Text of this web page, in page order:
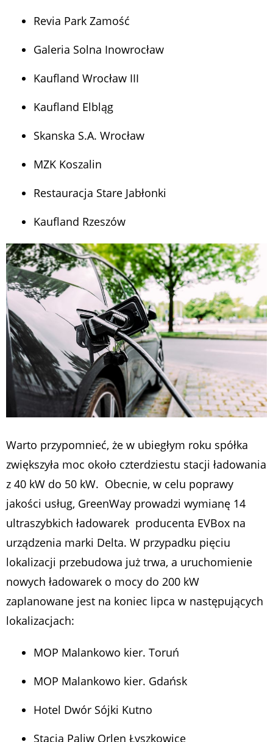
Revia Park Zamość
Galeria Solna Inowrocław
Kaufland Wrocław III
Kaufland Elbląg
Skanska S.A. Wrocław
MZK Koszalin
Restauracja Stare Jabłonki
Kaufland Rzeszów
Warto przypomnieć, że w ubiegłym roku spółka
zwiększyła moc około czterdziestu stacji ładowania
z 40 kW do 50 kW. Obecnie, w celu poprawy
jakości usług, GreenWay prowadzi wymianę 14
ultraszybkich ładowarek producenta EVBox na
urządzenia marki Delta. W przypadku pięciu
lokalizacji przebudowa już trwa, a uruchomienie
nowych ładowarek o mocy do 200 kW
zaplanowane jest na koniec lipca w następujących
lokalizacjach:
MOP Malankowo kier. Toruń
MOP Malankowo kier. Gdańsk
Hotel Dwór Sójki Kutno
Stacja Paliw Orlen Łyszkowice